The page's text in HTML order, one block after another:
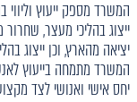
המשרד מספק ייעוץ
ייצוג בהליכי מעצר,
יציאה מהארץ, וכן ייצוג
המשרד מתמחה בייעוץ
יחס אישי ואנושי לצד